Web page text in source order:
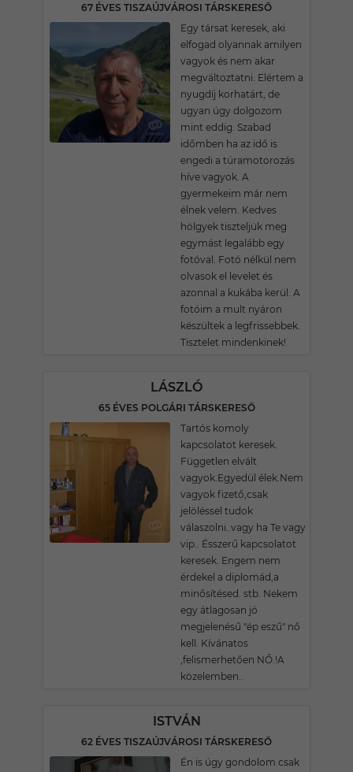
67 ÉVES TISZAÚJVÁROSI TÁRSKERESŐ
Egy társat keresek, aki
elfogad olyannak amilyen
vagyok és nem akar
megváltoztatni. Elértem a
nyugdíj korhatárt, de
ugyan úgy dolgozom
mint eddig. Szabad
időmben ha az idő is
engedi a túramotorozás
híve vagyok. A
gyermekeim már nem
élnek velem. Kedves
hölgyek tiszteljük meg
egymást legalább egy
fotóval. Fotó nélkül nem
olvasok el levelet és
azonnal a kukába kerül. A
fotóim a mult nyáron
készültek a legfrissebbek.
Tisztelet mindenkinek!
LÁSZLÓ
65 ÉVES POLGÁRI TÁRSKERESŐ
Tartós komoly
kapcsolatot keresek.
Független elvált
vagyok.Egyedül élek.Nem
vagyok fizető,csak
jelöléssel tudok
válaszolni..vagy ha Te vagy
vip.. Ésszerű kapcsolatot
keresek. Engem nem
érdekel a diplomád,a
minősítésed. stb. Nekem
egy átlagosan jó
megjelenésű "ép eszű" nő
kell. Kívánatos
,felismerhetően NŐ.!A
közelemben..
ISTVÁN
62 ÉVES TISZAÚJVÁROSI TÁRSKERESŐ
Én is úgy gondolom csak